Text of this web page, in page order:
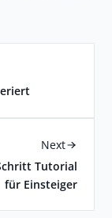
Next
Tutorial
für Einsteiger